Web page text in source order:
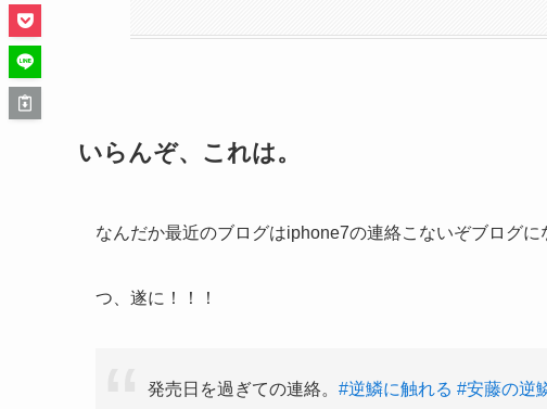
いらんぞ、これは。
なんだか最近のブログはiphone7の連絡こないぞブログに
つ、遂に！！！
発売日を過ぎての連絡。 #逆鱗に触れる #安藤の逆